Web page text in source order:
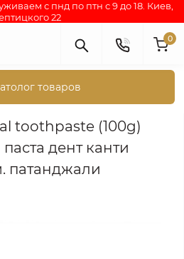
с пнд по птн с 9 до 18. Киев,
22
0
товаров
товаров АЮРВЕДИЧЕСКАЯ
toothpaste (100g)
дент канти
патанджали